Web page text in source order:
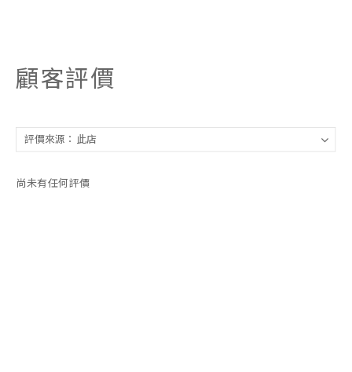
顧客評價
尚未有任何評價